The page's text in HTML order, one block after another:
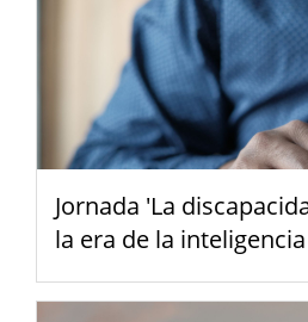
Jornada 'La
la era de la